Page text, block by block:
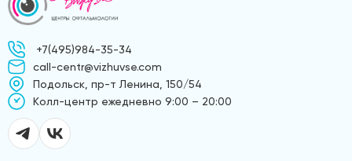
+7(495)984-35-34
call-centr@vizhuvse.com
Подольск, пр-т Ленина, 150/54
Kолл-центр ежедневно 9:00 – 20:00